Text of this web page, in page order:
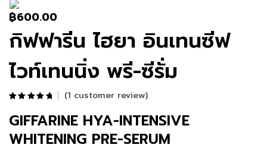
฿600.00
กิฟฟารีน ไฮยา อินเทนซีฟ
ไวท์เทนนิ่ง พรี-ซีรั่ม
customer
(1 customer review)
GIFFARINE HYA-INTENSIVE
WHITENING PRE-SERUM